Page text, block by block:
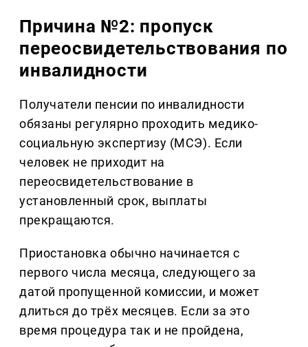
Причина №2: пропуск
переосвидетельствования по
инвалидности
Получатели пенсии по инвалидности
обязаны регулярно проходить медико-
социальную экспертизу (МСЭ). Если
человек не приходит на
переосвидетельствование в
установленный срок, выплаты
прекращаются.
Приостановка обычно начинается с
первого числа месяца, следующего за
датой пропущенной комиссии, и может
длиться до трёх месяцев. Если за это
время процедура так и не пройдена,